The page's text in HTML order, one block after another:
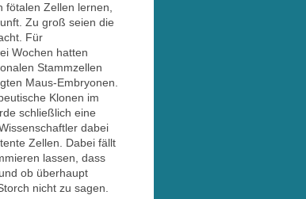
Zellen lernen,
Zu groß seien die
Für
Wochen hatten
Stammzellen
Maus-Embryonen.
Klonen im
schließlich eine
dabei
Zellen. Dabei fällt
lassen, dass
ob überhaupt
nicht zu sagen.